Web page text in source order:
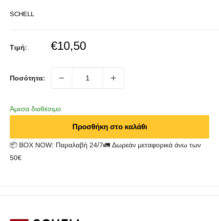
SCHELL
Τιμή:
Sale
€10,50
Ποσότητα:
Άμεσα διαθέσιμο
Προσθήκη στο καλάθι
📦 BOX NOW: Παραλαβή 24/7🚛 Δωρεάν μεταφορικά άνω των
50€